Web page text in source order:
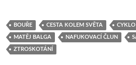
BOUŘE CESTA KOLEM SVĚTA CYKLO
MATĚJ BALGA NAFUKOVACÍ ČLUN
ZTROSKOTÁNÍ